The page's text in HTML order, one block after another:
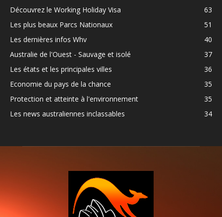
Découvrez le Working Holiday Visa
63
Les plus beaux Parcs Nationaux
51
Les dernières infos Whv
40
Australie de l'Ouest - Sauvage et isolé
37
Les états et les principales villes
36
Economie du pays de la chance
35
Protection et atteinte à l'environnement
35
Les news australiennes inclassables
34